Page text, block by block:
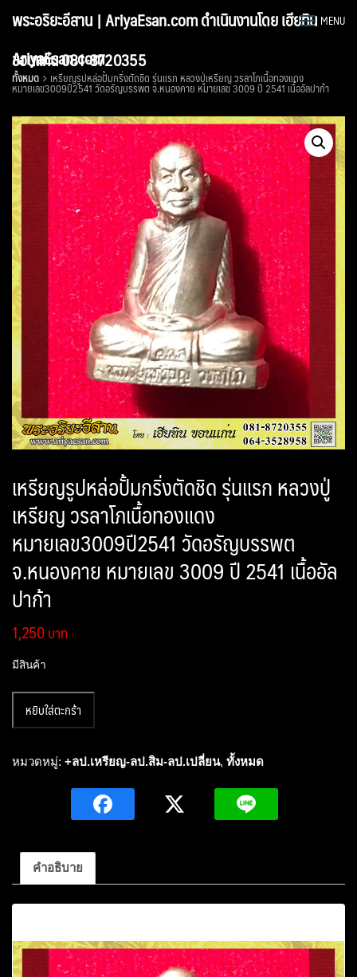
พระอริยะอีสาน | AriyaEsan.com ดำเนินงานโดย เฮียทิน
ขอนแก่น 081-8720355
MENU
AriyaEsan.com
ทั้งหมด เหรียญรูปหล่อปั้มกริ่งตัดชิด รุ่นแรก หลวงปู่เหรียญ วรลาโภเนื้อทองแดง
หมายเลข3009ปี2541 วัดอรัญบรรพต จ.หนองคาย หมายเลข 3009 ปี 2541 เนื้ออัลปาก้า
เหรียญรูปหล่อปั้มกริ่งตัดชิด รุ่นแรก หลวงปู่
เหรียญ วรลาโภเนื้อทองแดง
หมายเลข3009ปี2541 วัดอรัญบรรพต
จ.หนองคาย หมายเลข 3009 ปี 2541 เนื้ออัล
ปาก้า
1,250
มีสินค้า
เหรียญ
หล่อ
ชิด
หลวง
เหรียญ
วร
หยิบใส่ตะกร้า
หมวดหมู่: +ลป.เหรียญ-ลป.สิม-ลป.เปลี่ยน, ทั้งหมด
คำอธิบาย